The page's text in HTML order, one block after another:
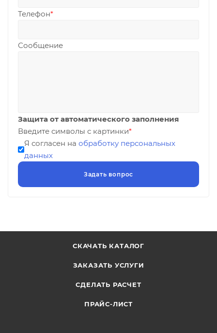
Телефон*
Сообщение
Защита от автоматического заполнения
Введите символы с картинки*
Я согласен на обработку персональных
данных
СКАЧАТЬ КАТАЛОГ
ЗАКАЗАТЬ УСЛУГИ
СДЕЛАТЬ РАСЧЕТ
ПРАЙС-ЛИСТ